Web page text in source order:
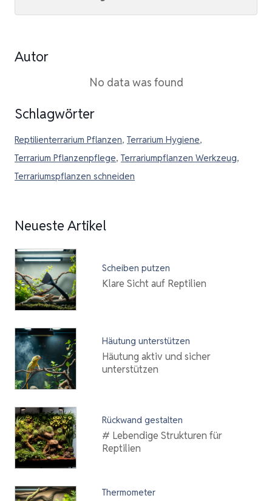
Autor
No data was found
Schlagwörter
Reptilienterrarium Pflanzen, Terrarium Hygiene,
Terrarium Pflanzenpflege, Terrariumpflanzen Werkzeug,
Terrariumspflanzen schneiden
Neueste Artikel
Scheiben putzen
Klare Sicht auf Reptilien
Häutung unterstützen
Häutung aktiv und sicher
unterstützen
Rückwand gestalten
# Lebendige Strukturen für
Reptilien
Thermometer